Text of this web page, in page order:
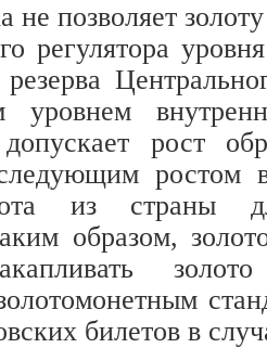
не позволяет
регулятора
резерва
уровнем
рост
ростом
из страны
образом,
билетов в